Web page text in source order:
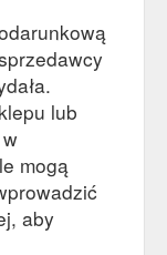
lub
mogą
aby